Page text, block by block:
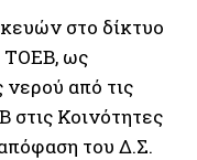
στο δίκτυο
ΤΟΕΒ, ως
από τις
στις Κοινότητες
του Δ.Σ.